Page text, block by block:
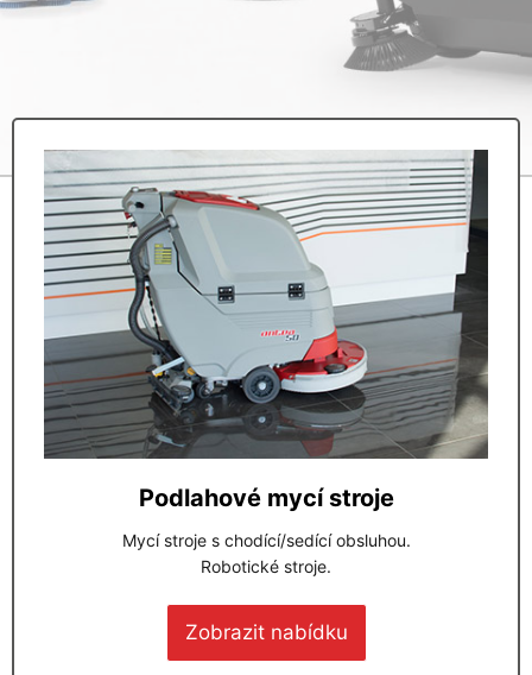
Podlahové mycí stroje
Mycí stroje s chodící/sedící obsluhou.
Robotické stroje.
Zobrazit nabídku